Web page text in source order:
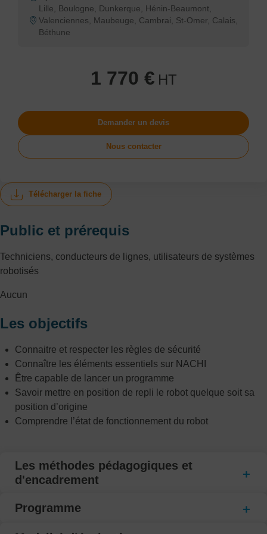
Télécharger la fiche
Public et prérequis
Techniciens, conducteurs de lignes, utilisateurs de systèmes
robotisés
Aucun
Les objectifs
Connaitre et respecter les règles de sécurité
Connaître les éléments essentiels sur NACHI
Être capable de lancer un programme
Savoir mettre en position de repli le robot quelque soit sa
position d’origine
Comprendre l’état de fonctionnement du robot
Les méthodes pédagogiques et
d'encadrement
Programme
Lille, Boulogne, Dunkerque, Hénin-Beaumont,
Valenciennes, Maubeuge, Cambrai, St-Omer, Calais,
Béthune
1 770 € HT
Demander un devis
Nous contacter